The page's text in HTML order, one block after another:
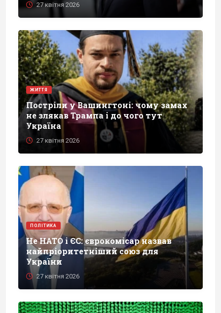
27 квітня 2026
ЖИТТЯ
Постріли у Вашингтоні: чому замах
не злякав Трампа і до чого тут
Україна
27 квітня 2026
ПОЛІТИКА
Не НАТО і ЄС: єврокомісар назвав
найпріоритетніший союз для
України
27 квітня 2026